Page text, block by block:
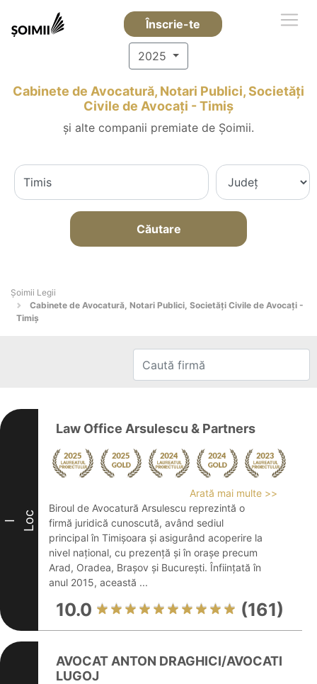
Înscrie-te
2025
Cabinete de Avocatură, Notari Publici, Societăți
Civile de Avocați - Timiş
și alte companii premiate de Șoimii.
Căutare
Șoimii Legii
Cabinete de Avocatură, Notari Publici, Societăți Civile de Avocați -
Timiş
I Loc
Law Office Arsulescu & Partners
Arată mai multe >>
Biroul de Avocatură Arsulescu reprezintă o
firmă juridică cunoscută, având sediul
principal în Timișoara și asigurând acoperire la
nivel național, cu prezență și în orașe precum
Arad, Oradea, Brașov și București. Înființată în
anul 2015, această ...
10.0 (161)
AVOCAT ANTON DRAGHICI/AVOCATI
LUGOJ